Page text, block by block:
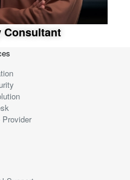
Consultant